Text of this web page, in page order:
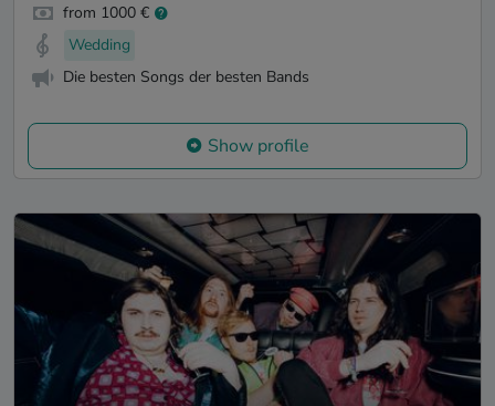
from 1000 €
Wedding
Die besten Songs der besten Bands
Show profile